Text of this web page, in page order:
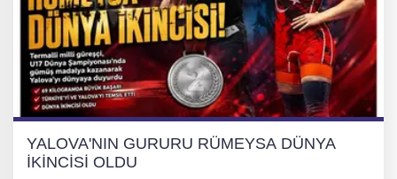
YALOVA'NIN GURURU RÜMEYSA DÜNYA
İKİNCİSİ OLDU